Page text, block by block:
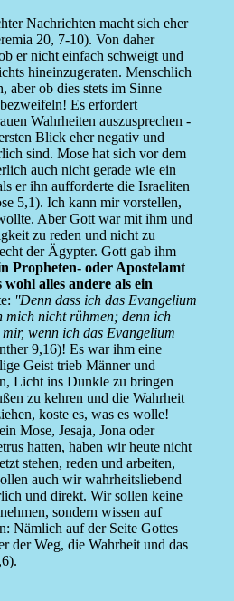
Nachrichten macht sich eher
20, 7-10). Von daher
er nicht einfach schweigt und
hineinzugeraten. Menschlich
aber ob dies stets im Sinne
Es erfordert
Wahrheiten auszusprechen -
Blick eher negativ und
sind. Mose hat sich vor dem
auch nicht gerade wie ein
er ihn aufforderte die Israeliten
5,1). Ich kann mir vorstellen,
Aber Gott war mit ihm und
zu reden und nicht zu
der Ägypter. Gott gab ihm
Propheten- oder Apostelamt
alles andere als ein
''Denn dass ich das Evangelium
mich nicht rühmen; denn ich
wenn ich das Evangelium
9,16)! Es war ihm eine
Geist trieb Männer und
Licht ins Dunkle zu bringen
zu kehren und die Wahrheit
koste es, was es wolle!
Mose, Jesaja, Jona oder
hatten, haben wir heute nicht
stehen, reden und arbeiten,
auch wir wahrheitsliebend
und direkt. Wir sollen keine
sondern wissen auf
Nämlich auf der Seite Gottes
der Weg, die Wahrheit und das